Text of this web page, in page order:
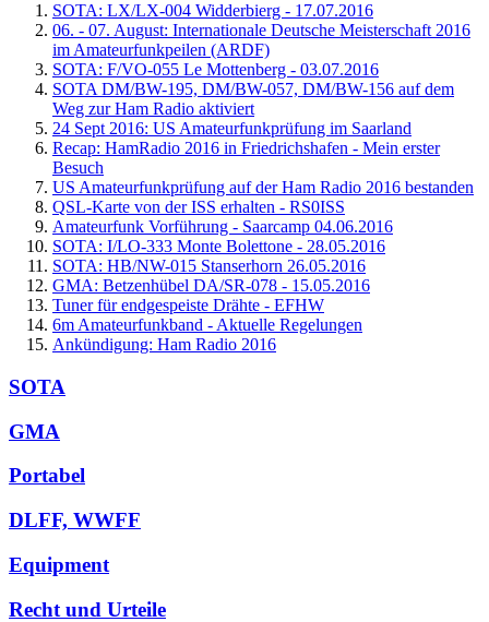
SOTA: LX/LX-004 Widderbierg - 17.07.2016
06. - 07. August: Internationale Deutsche Meisterschaft 2016
im Amateurfunkpeilen (ARDF)
SOTA: F/VO-055 Le Mottenberg - 03.07.2016
SOTA DM/BW-195, DM/BW-057, DM/BW-156 auf dem
Weg zur Ham Radio aktiviert
24 Sept 2016: US Amateurfunkprüfung im Saarland
Recap: HamRadio 2016 in Friedrichshafen - Mein erster
Besuch
US Amateurfunkprüfung auf der Ham Radio 2016 bestanden
QSL-Karte von der ISS erhalten - RS0ISS
Amateurfunk Vorführung - Saarcamp 04.06.2016
SOTA: I/LO-333 Monte Bolettone - 28.05.2016
SOTA: HB/NW-015 Stanserhorn 26.05.2016
GMA: Betzenhübel DA/SR-078 - 15.05.2016
Tuner für endgespeiste Drähte - EFHW
6m Amateurfunkband - Aktuelle Regelungen
Ankündigung: Ham Radio 2016
SOTA
GMA
Portabel
DLFF, WWFF
Equipment
Recht und Urteile